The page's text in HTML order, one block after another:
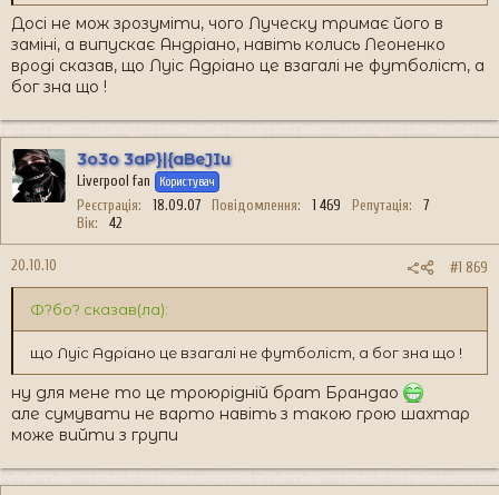
Досі не мож зрозуміти, чого Луческу тримає його в
заміні, а випускає Андріано, навіть колись Леоненко
вроді сказав, що Луіс Адріано це взагалі не футболіст, а
бог зна що !
3o3o 3aP}|{aBeJIu
Liverpool fan Користувач
Реєстрація 18.09.07 Повідомлення 1 469 Репутація
7
Вік
42
20.10.10 #1 869
Ф?бо? сказав(ла):
що Луіс Адріано це взагалі не футболіст, а бог зна що !
ну для мене то це троюрідній брат Брандао
але сумувати не варто навіть з такою грою шахтар
може вийти з групи